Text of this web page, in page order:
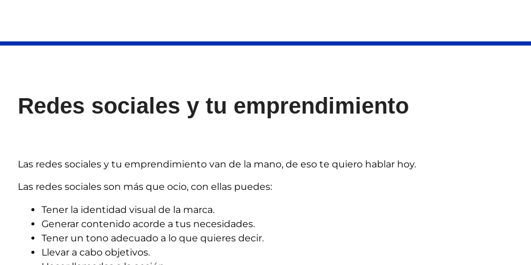
Redes sociales y tu emprendimiento
Las redes sociales y tu emprendimiento van de la mano, de eso te quiero hablar hoy.
Las redes sociales son más que ocio, con ellas puedes:
Tener la identidad visual de la marca.
Generar contenido acorde a tus necesidades.
Tener un tono adecuado a lo que quieres decir.
Llevar a cabo objetivos.